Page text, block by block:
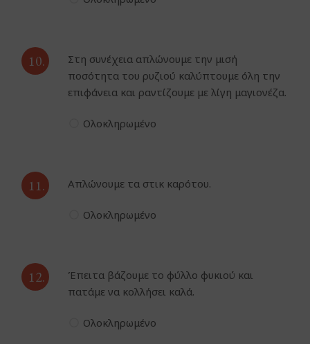
10.
Στη συνέχεια απλώνουμε την μισή
ποσότητα του ρυζιού καλύπτουμε όλη την
επιφάνεια και ραντίζουμε με λίγη μαγιονέζα.
Ολοκληρωμένο
11. Απλώνουμε τα στικ καρότου.
Ολοκληρωμένο
12.
Έπειτα βάζουμε το φύλλο φυκιού και
πατάμε να κολλήσει καλά.
Ολοκληρωμένο